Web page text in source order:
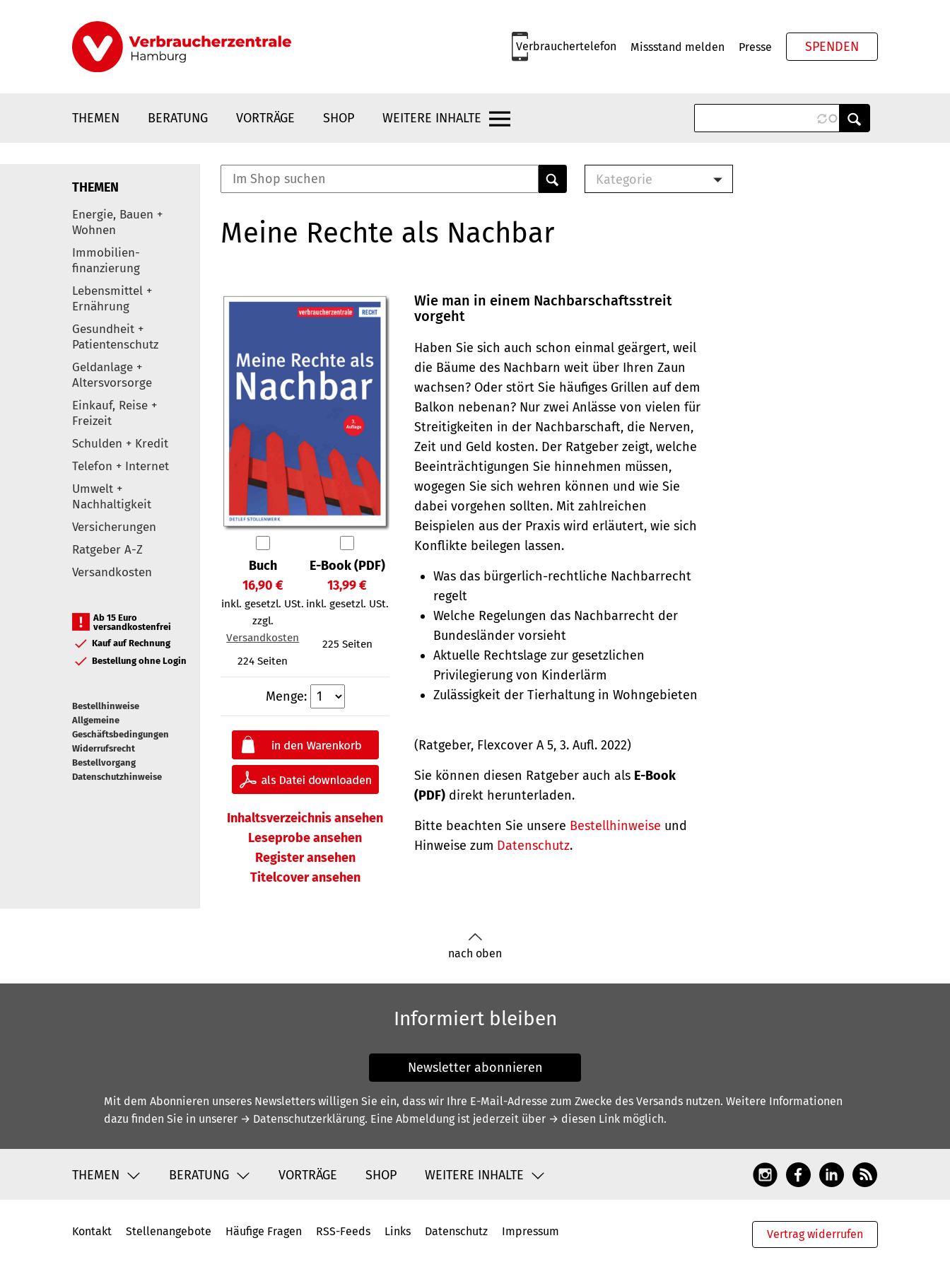
Verbrauchertelefon Missstand melden Presse SPENDEN
THEMEN BERATUNG VORTRÄGE SHOP WEITERE INHALTE
Elemente
THEMEN
Energie, Bauen +
Wohnen
Immobilien-
finanzierung
Lebensmittel +
Ernährung
Gesundheit +
Patientenschutz
Geldanlage +
Altersvorsorge
Einkauf, Reise +
Freizeit
Schulden + Kredit
Telefon + Internet
Umwelt +
Nachhaltigkeit
Versicherungen
Ratgeber A-Z
Versandkosten
Ab 15 Euro
versandkostenfrei
Kauf auf Rechnung
Bestellung ohne Login
Bestellhinweise
Allgemeine
Geschäftsbedingungen
Widerrufsrecht
Bestellvorgang
Datenschutzhinweise
Kategorie
Buch
Meine Rechte als Nachbar
Buch
16,90 €
inkl. gesetzl. USt.
zzgl.
Versandkosten
224 Seiten
E-Book (PDF)
13,99 €
inkl. gesetzl. USt.
225 Seiten
Menge:
Inhaltsverzeichnis ansehen
Leseprobe ansehen
Register ansehen
Titelcover ansehen
Wie man in einem Nachbarschaftsstreit
vorgeht
Haben Sie sich auch schon einmal geärgert, weil
die Bäume des Nachbarn weit über Ihren Zaun
wachsen? Oder stört Sie häufiges Grillen auf dem
Balkon nebenan? Nur zwei Anlässe von vielen für
Streitigkeiten in der Nachbarschaft, die Nerven,
Zeit und Geld kosten. Der Ratgeber zeigt, welche
Beein­träch­ti­gungen Sie hin­nehmen müssen,
wogegen Sie sich wehren können und wie Sie
dabei vorgehen sollten. Mit zahlreichen
Beispielen aus der Praxis wird erläutert, wie sich
Konflikte beilegen lassen.
Was das bürgerlich-rechtliche Nachbarrecht
regelt
Welche Regelungen das Nachbarrecht der
Bundesländer vorsieht
Aktuelle Rechtslage zur gesetzlichen
Privilegierung von Kinderlärm
Zulässigkeit der Tierhaltung in Wohngebieten
(Ratgeber, Flexcover A 5, 3. Aufl. 2022)
Sie können diesen Ratgeber auch als E-Book
(PDF) direkt herunterladen.
Bitte beachten Sie unsere Bestellhinweise und
Hinweise zum Datenschutz.
nach oben
Informiert bleiben
Newsletter abonnieren
Mit dem Abonnieren unseres Newsletters willigen Sie ein, dass wir Ihre E-Mail-Adresse zum Zwecke des Versands nutzen. Weitere Informationen
dazu finden Sie in unserer → Datenschutzerklärung. Eine Abmeldung ist jederzeit über → diesen Link möglich.
THEMEN BERATUNG VORTRÄGE SHOP WEITERE INHALTE
Fußbereich
Kontakt Stellenangebote Häufige Fragen RSS-Feeds Links Datenschutz Impressum Vertrag widerrufen